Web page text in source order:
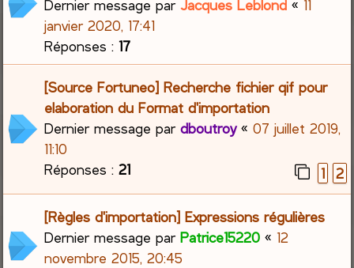
Dernier message parJacques Leblond « 11
janvier 2020, 17:41
Réponses :17
[Source Fortuneo] Recherche fichier qif pour
elaboration du Format d'importation
Dernier message pardboutroy«07 juillet 2019,
11:10
Réponses :21 1 2
[Règles d'importation] Expressions régulières
Dernier message parPatrice15220 « 12
novembre 2015, 20:45